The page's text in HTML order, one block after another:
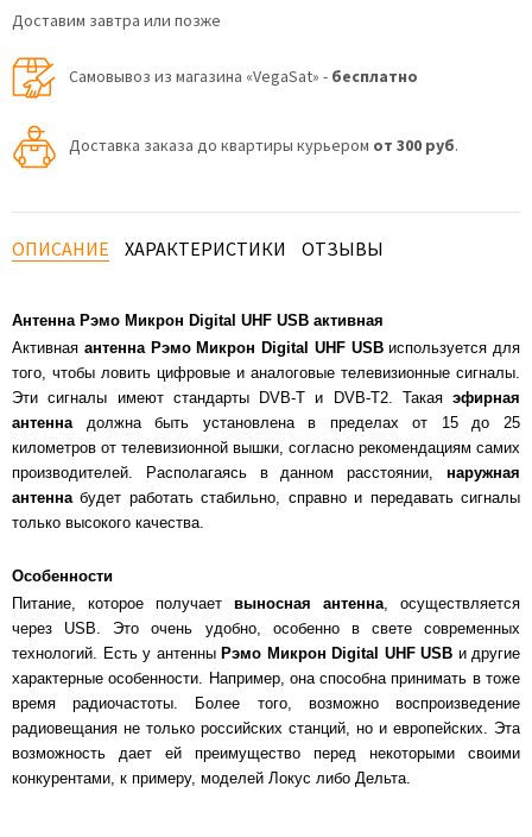
Доставим завтра или позже
Самовывоз из магазина «VegaSat» - бесплатно
Доставка заказа до квартиры курьером от 300 руб.
ОПИСАНИЕ ХАРАКТЕРИСТИКИ ОТЗЫВЫ
Антенна Рэмо Микрон Digital UHF USB активная
Активная антенна Рэмо Микрон Digital UHF USBиспользуется для
того, чтобы ловить цифровые и аналоговые телевизионные сигналы.
Эти сигналы имеют стандарты DVB-T и DVB-T2. Такая эфирная
антеннадолжна быть установлена в пределах от 15 до 25
километров от телевизионной вышки, согласно рекомендациям самих
производителей. Располагаясь в данном расстоянии, наружная
антеннабудет работать стабильно, справно и передавать сигналы
только высокого качества.
Особенности
Питание, которое получает выносная антенна, осуществляется
через USB. Это очень удобно, особенно в свете современных
технологий. Есть у антенны Рэмо Микрон Digital UHF USB и другие
характерные особенности. Например, она способна принимать в тоже
время радиочастоты. Более того, возможно воспроизведение
радиовещания не только российских станций, но и европейских. Эта
возможность дает ей преимущество перед некоторыми своими
конкурентами, к примеру, моделей Локус либо Дельта.